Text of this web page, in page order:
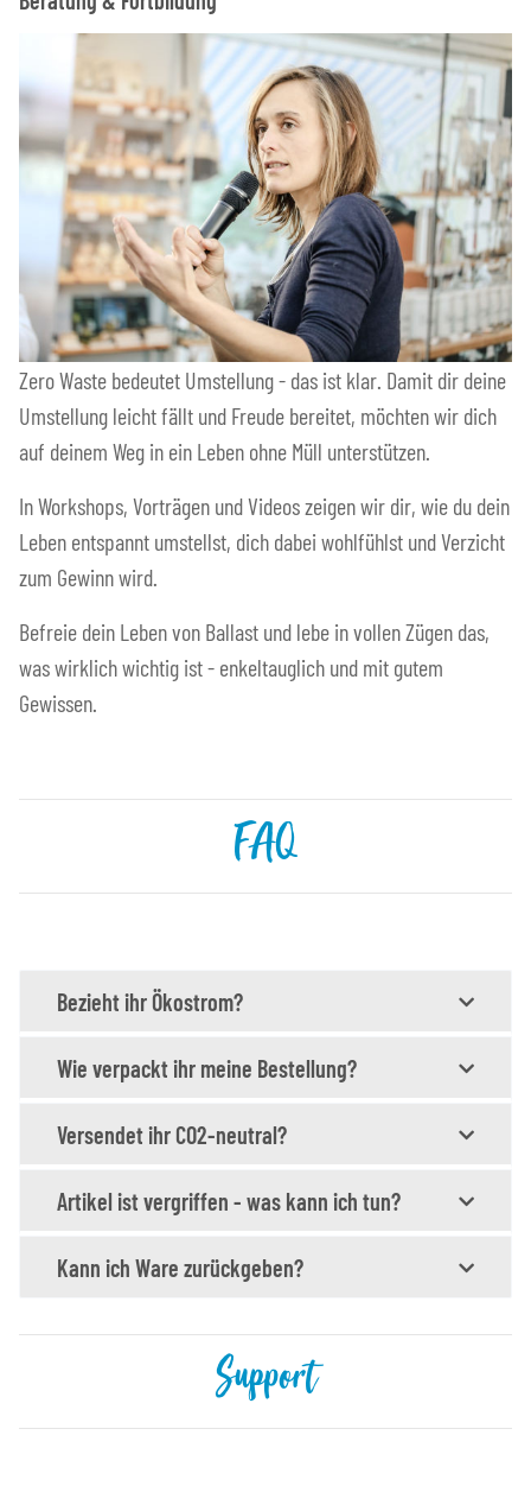
Zero Waste bedeutet Umstellung - das ist klar. Damit dir deine
Umstellung leicht fällt und Freude bereitet, möchten wir dich
auf deinem Weg in ein Leben ohne Müll unterstützen.
In Workshops, Vorträgen und Videos zeigen wir dir, wie du dein
Leben entspannt umstellst, dich dabei wohlfühlst und Verzicht
zum Gewinn wird.
Befreie dein Leben von Ballast und lebe in vollen Zügen das,
was wirklich wichtig ist - enkeltauglich und mit gutem
Gewissen.
FAQ
Bezieht ihr Ökostrom?
Wie verpackt ihr meine Bestellung?
Versendet ihr CO2-neutral?
Artikel ist vergriffen - was kann ich tun?
Kann ich Ware zurückgeben?
Support